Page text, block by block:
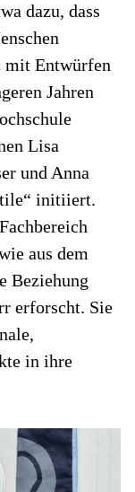
dazu, dass
mit Entwürfen
Jahren
Lisa
und Anna
initiiert.
aus dem
Beziehung
erforscht. Sie
in ihre